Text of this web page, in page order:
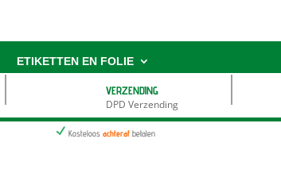
ETIKETTEN EN FOLIE
VERZENDING
DPD Verzending
N Kosteloos achteraf betalen